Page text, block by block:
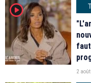
player2
2